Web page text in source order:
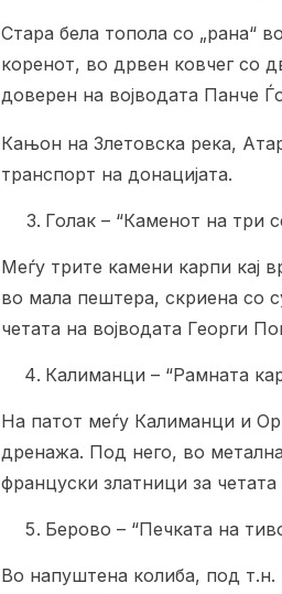
Стара бела топола со „рана“
коренот, во дрвен ковчег со
доверен на војводата Панче
Кањон на Злетовска река,
транспорт на донацијата.
Голак – “Каменот на три
Меѓу трите камени карпи кај
во мала пештера, скриена со
четата на војводата Георги
Калиманци – “Рамната
На патот меѓу Калиманци и
дренажа. Под него, во
француски златници за
Берово – “Печката на
Во напуштена колиба, под т.н.